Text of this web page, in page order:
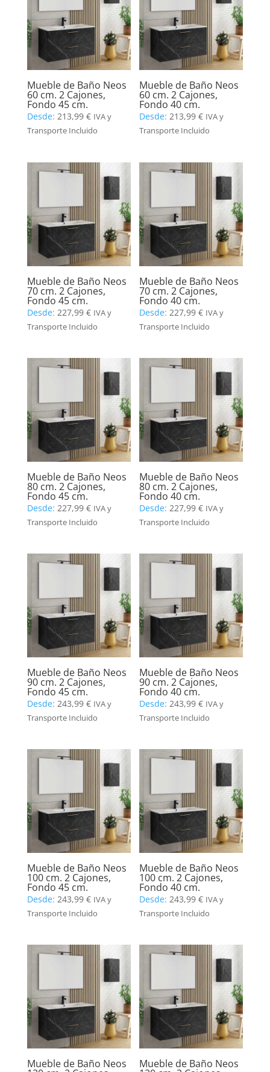
Mueble de Baño Neos
60 cm. 2 Cajones,
Fondo 45 cm.
Desde: 213,99 € IVA y
Transporte Incluido
Mueble de Baño Neos
60 cm. 2 Cajones,
Fondo 40 cm.
Desde:213,99€ IVA y
Transporte Incluido
Mueble de Baño Neos
70 cm. 2 Cajones,
Fondo 45 cm.
Desde: 227,99 € IVA y
Transporte Incluido
Mueble de Baño Neos
70 cm. 2 Cajones,
Fondo 40 cm.
Desde: 227,99€ IVA y
Transporte Incluido
Mueble de Baño Neos
80 cm. 2 Cajones,
Fondo 45 cm.
Desde: 227,99 € IVA y
Transporte Incluido
Mueble de Baño Neos
80 cm. 2 Cajones,
Fondo 40 cm.
Desde:227,99€ IVA y
Transporte Incluido
Mueble de Baño Neos
90 cm. 2 Cajones,
Fondo 45 cm.
Desde: 243,99 € IVA y
Transporte Incluido
Mueble de Baño Neos
90 cm. 2 Cajones,
Fondo 40 cm.
Desde:243,99€ IVA y
Transporte Incluido
Mueble de Baño Neos
100 cm. 2 Cajones,
Fondo 45 cm.
Desde: 243,99 € IVA y
Transporte Incluido
Mueble de Baño Neos
100 cm. 2 Cajones,
Fondo 40 cm.
Desde:243,99€ IVA y
Transporte Incluido
Mueble de Baño Neos Mueble de Baño Neos